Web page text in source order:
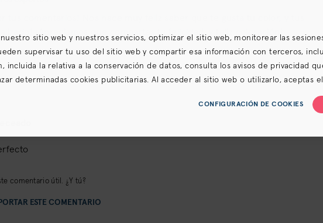
comentario útil. ¿Y tú?
ESTE COMENTARIO
sitio web y nuestros servicios, optimizar el sitio web, monitorear las
supervisar tu uso del sitio web y compartir esa información con terceros,
incluida la relativa a la conservación de datos, consulta los avisos de privacidad
determinadas cookies publicitarias. Al acceder al sitio web o utilizarlo, aceptas
CONFIGURACIÓN DE COOKIES